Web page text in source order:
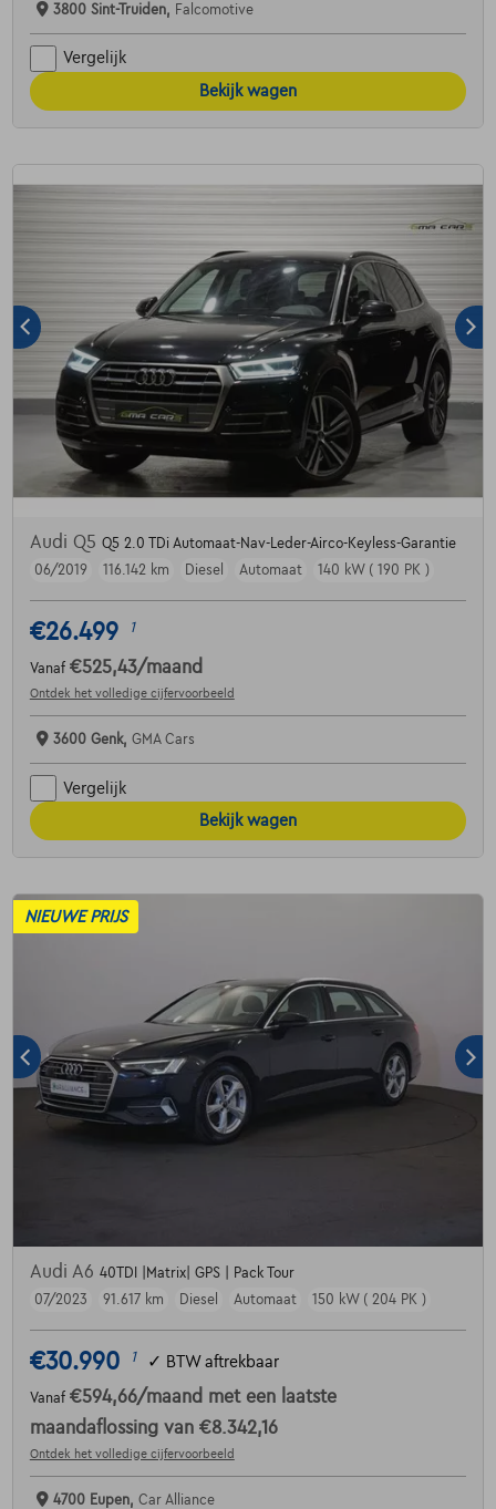
3800 Sint-Truiden, Falcomotive
Vergelijk
Bekijk wagen
Audi Q5 Q5 2.0 TDi Automaat-Nav-Leder-Airco-Keyless-Garantie
06/2019
116.142 km Diesel Automaat 140 kW ( 190 PK )
€26.499 1
Vanaf €525,43/maand
Ontdek het volledige cijfervoorbeeld
3600 Genk, GMA Cars
Vergelijk
Bekijk wagen
NIEUWE PRIJS
Audi A6 40TDI |Matrix| GPS | Pack Tour
07/2023
91.617 km Diesel Automaat 150 kW ( 204 PK )
€30.990 1 ✓ BTW aftrekbaar
Vanaf €594,66/maand met een laatste
maandaflossing van €8.342,16
Ontdek het volledige cijfervoorbeeld
4700 Eupen, Car Alliance